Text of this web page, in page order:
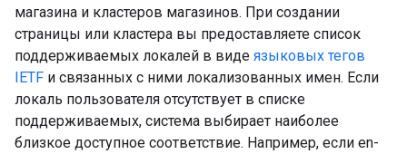
магазина и кластеров магазинов. При создании
страницы или кластера вы предоставляете список
поддерживаемых локалей в виде языковых тегов
IETF и связанных с ними локализованных имен. Если
локаль пользователя отсутствует в списке
поддерживаемых, система выбирает наиболее
близкое доступное соответствие. Например, если en-